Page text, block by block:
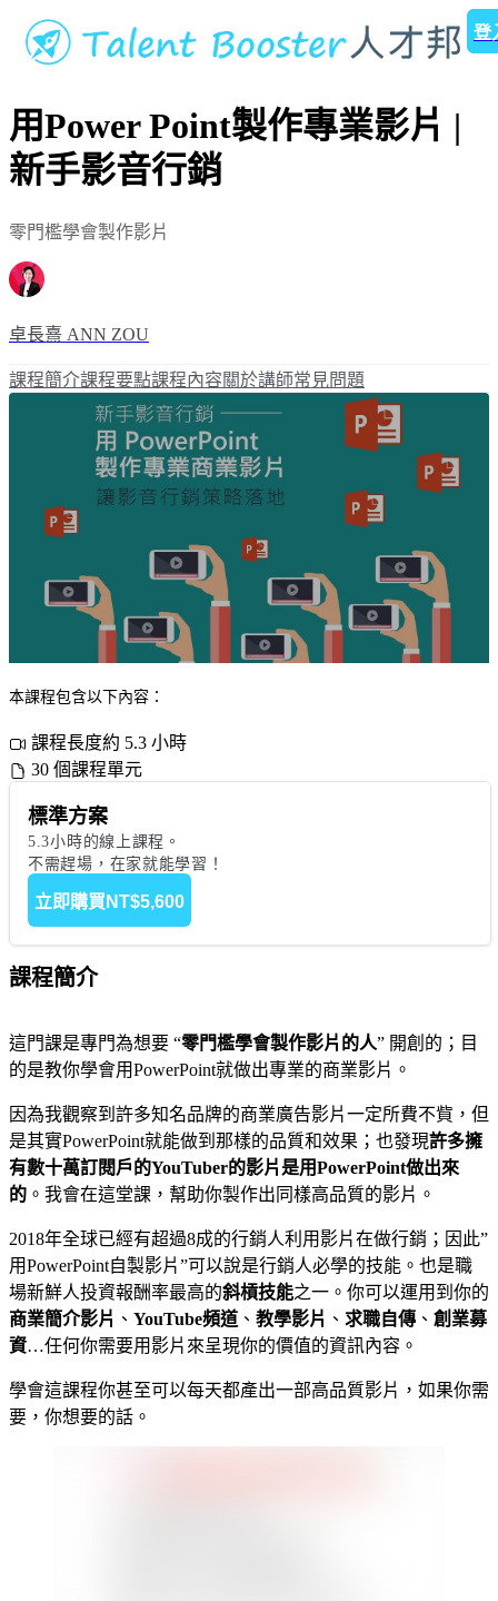
登
用Power Point製作專業影片 |
新手影音行銷
零門檻學會製作影片
卓長熹 ANN ZOU
課程簡介課程要點課程內容關於講師常見問題
本課程包含以下內容：
課程長度約 5.3 小時
30 個課程單元
標準方案
5.3小時的線上課程。
不需趕場，在家就能學習！
立即購買 NT$5,600
課程簡介
這門課是專門為想要 “零門檻學會製作影片的人” 開創的；目
的是教你學會用PowerPoint就做出專業的商業影片。
因為我觀察到許多知名品牌的商業廣告影片一定所費不貲，但
是其實PowerPoint就能做到那樣的品質和效果；也發現許多擁
有數十萬訂閱戶的YouTuber的影片是用PowerPoint做出來
的 。我會在這堂課，幫助你製作出同樣高品質的影片。
2018年全球已經有超過8成的行銷人利用影片在做行銷；因此”
用PowerPoint自製影片”可以說是行銷人必學的技能。也是職
場新鮮人投資報酬率最高的斜槓技能之一。你可以運用到你的
商業簡介影片 、 YouTube頻道 、 教學影片 、 求職自傳 、 創業募
資…任何你需要用影片來呈現你的價值的資訊內容。
學會這課程你甚至可以每天都產出一部高品質影片，如果你需
要，你想要的話。